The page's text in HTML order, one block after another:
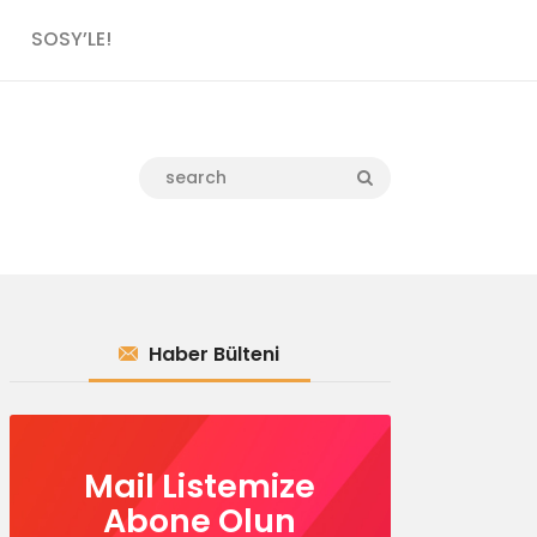
SOSY’LE!
Haber Bülteni
Mail Listemize
Abone Olun